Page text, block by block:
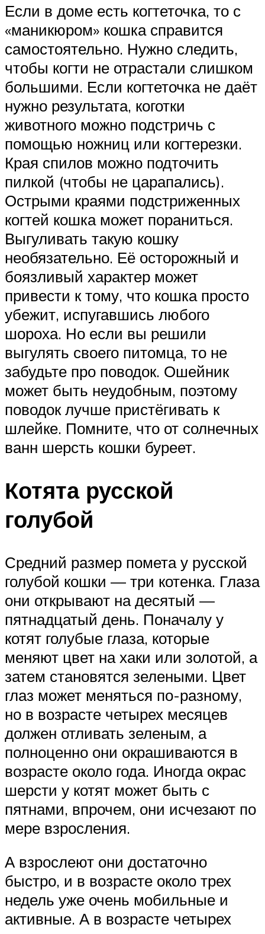
Если в доме есть когтеточка, то с
«маникюром» кошка справится
самостоятельно. Нужно следить,
чтобы когти не отрастали слишком
большими. Если когтеточка не даёт
нужно результата, коготки
животного можно подстричь с
помощью ножниц или когтерезки.
Края спилов можно подточить
пилкой (чтобы не царапались).
Острыми краями подстриженных
когтей кошка может пораниться.
Выгуливать такую кошку
необязательно. Её осторожный и
боязливый характер может
привести к тому, что кошка просто
убежит, испугавшись любого
шороха. Но если вы решили
выгулять своего питомца, то не
забудьте про поводок. Ошейник
может быть неудобным, поэтому
поводок лучше пристёгивать к
шлейке. Помните, что от солнечных
ванн шерсть кошки буреет.
Котята русской
голубой
Средний размер помета у русской
голубой кошки — три котенка. Глаза
они открывают на десятый —
пятнадцатый день. Поначалу у
котят голубые глаза, которые
меняют цвет на хаки или золотой, а
затем становятся зелеными. Цвет
глаз может меняться по-разному,
но в возрасте четырех месяцев
должен отливать зеленым, а
полноценно они окрашиваются в
возрасте около года. Иногда окрас
шерсти у котят может быть с
пятнами, впрочем, они исчезают по
мере взросления.
А взрослеют они достаточно
быстро, и в возрасте около трех
недель уже очень мобильные и
активные. А в возрасте четырех